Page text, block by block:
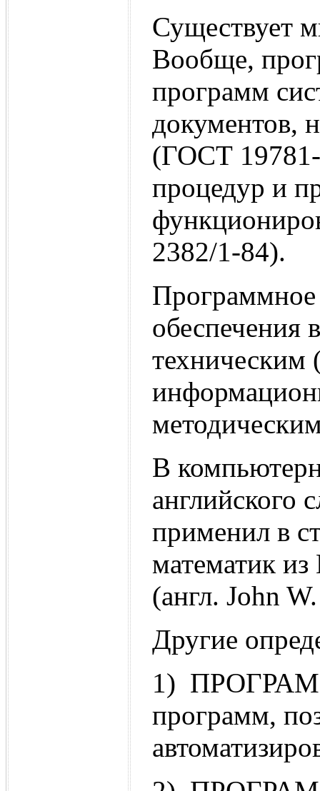
Существует
Вообще,
программ
документов,
(ГОСТ
процедур и
2382/1-84).
Программное
обеспечения
техническим
В
английского
применил в
математик
(англ. John
Другие
1)
программ,